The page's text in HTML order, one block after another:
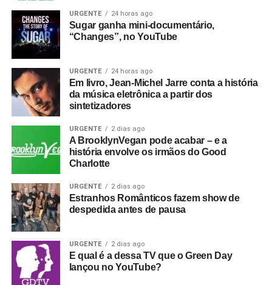
URGENTE 24 horas ago
Sugar ganha mini-documentário,
“Changes”, no YouTube
URGENTE 24 horas ago
Em livro, Jean-Michel Jarre conta a história
da música eletrônica a partir dos
sintetizadores
URGENTE 2 dias ago
A BrooklynVegan pode acabar – e a
história envolve os irmãos do Good
Charlotte
URGENTE 2 dias ago
Estranhos Românticos fazem show de
despedida antes de pausa
URGENTE 2 dias ago
E qual é a dessa TV que o Green Day
lançou no YouTube?